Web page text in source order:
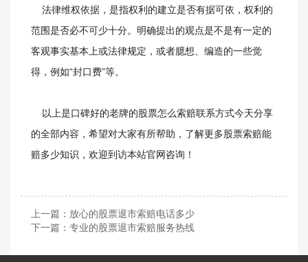
法律维权依据，是指权利的建立是否有据可依，权利的
范围是否必不可少十分。明确提出的观点是不是有一定的
客观事实基本上或法律规定，或者臆想、编造的一些觉
得，例如“封口费”等。
以上是口碑好的老牌的股票怎么索赔联系方式今天分享
的全部内容，希望对大家有所帮助，了解更多股票索赔能
赔多少知识，欢迎到访本站官网咨询！
上一篇： 放心的股票退市索赔电话多少
下一篇： 专业的股票退市索赔服务热线